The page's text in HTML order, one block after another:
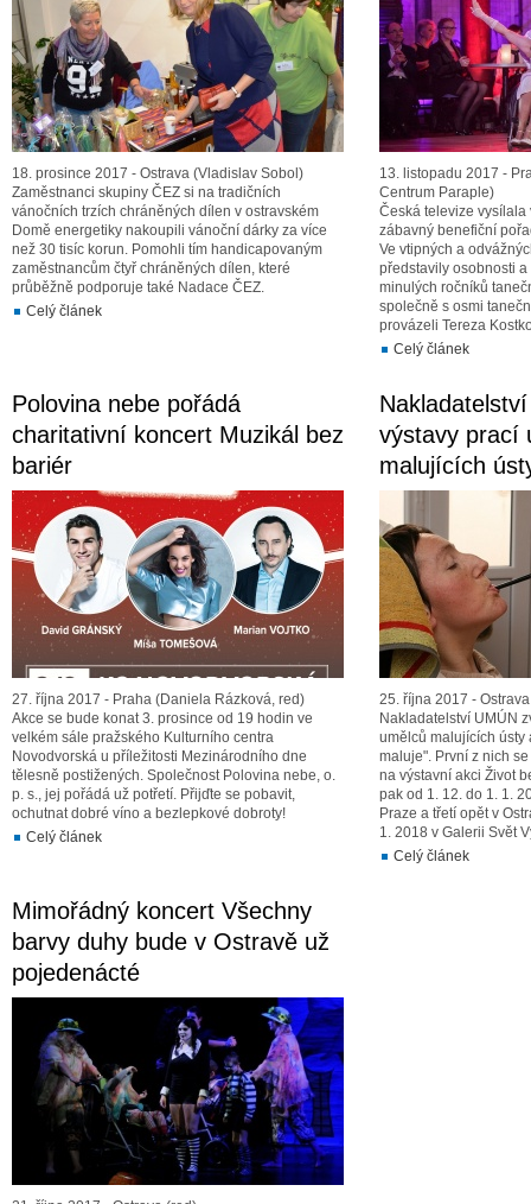
18. prosince 2017 - Ostrava (Vladislav Sobol)
Zaměstnanci skupiny ČEZ si na tradičních
vánočních trzích chráněných dílen v ostravském
Domě energetiky nakoupili vánoční dárky za více
než 30 tisíc korun. Pomohli tím handicapovaným
zaměstnancům čtyř chráněných dílen, které
průběžně podporuje také Nadace ČEZ.
Celý článek
13. listopadu 2017 -
Centrum Paraple)
Česká televize vysílala
zábavný benefiční
Ve vtipných a
představily osobnosti
minulých ročníků
společně s osmi
provázeli Tereza
Celý článek
Polovina nebe pořádá
charitativní koncert Muzikál bez
bariér
27. října 2017 - Praha (Daniela Rázková, red)
Akce se bude konat 3. prosince od 19 hodin ve
velkém sále pražského Kulturního centra
Novodvorská u příležitosti Mezinárodního dne
tělesně postižených. Společnost Polovina nebe, o.
p. s., jej pořádá už potřetí. Přijďte se pobavit,
ochutnat dobré víno a bezlepkové dobroty!
Celý článek
výstavy prací
malujících
25. října 2017 -
Nakladatelství UMÚN
umělců malujících ústy
maluje". První z nich
na výstavní akci Život
pak od 1. 12. do 1. 1.
Praze a třetí opět v
1. 2018 v Galerii Svět
Celý článek
Mimořádný koncert Všechny
barvy duhy bude v Ostravě už
pojedenácté